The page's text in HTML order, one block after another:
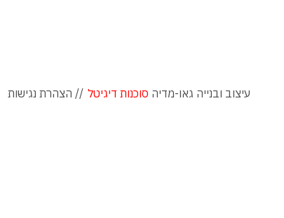
עיצוב ובנייה גאו-מדיה סוכנות דיגיטל // הצהרת נגישות